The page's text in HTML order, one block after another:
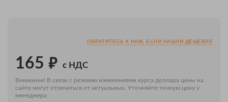
ОБРАТИТЕСЬ К НАМ, ЕСЛИ НАШЛИ ДЕШЕВЛЕ
165 ₽ с НДС
Внимание! В связи с резкими изменениями курса доллара цены на
сайте могут отличаться от актуальных. Уточняйте точную цену у
менеджера